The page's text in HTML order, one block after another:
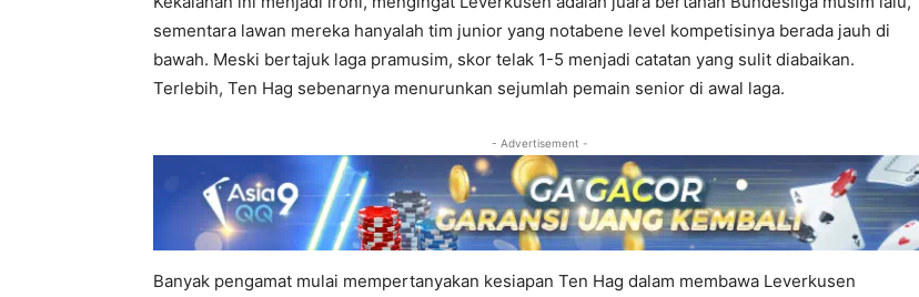
sementara lawan mereka hanyalah tim junior yang notabene level kompetisinya berada jauh di
bawah. Meski bertajuk laga pramusim, skor telak 1-5 menjadi catatan yang sulit diabaikan.
Terlebih, Ten Hag sebenarnya menurunkan sejumlah pemain senior di awal laga.
- Advertisement -
Banyak pengamat mulai mempertanyakan kesiapan Ten Hag dalam membawa Leverkusen